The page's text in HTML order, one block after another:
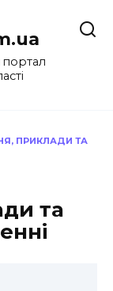
ПРИКЛАДИ ТА
та